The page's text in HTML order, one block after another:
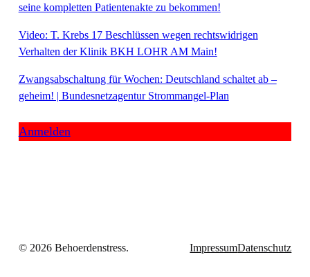
seine kompletten Patientenakte zu bekommen!
Video: T. Krebs 17 Beschlüssen wegen rechtswidrigen
Verhalten der Klinik BKH LOHR AM Main!
Zwangsabschaltung für Wochen: Deutschland schaltet ab –
geheim! | Bundesnetzagentur Strommangel-Plan
Anmelden
© 2026 Behoerdenstress. ImpressumDatenschutz